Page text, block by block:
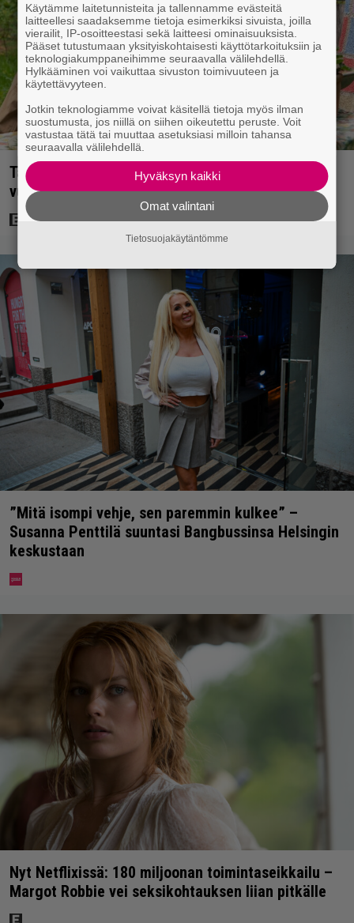
Tänään tv:ssä: Koskettava kotimainen elokuva
vuodelta 2020 – ”Tehty isolla sydämellä”
”Mitä isompi vehje, sen paremmin kulkee” –
Susanna Penttilä suuntasi Bangbussinsa Helsingin
keskustaan
Nyt Netflixissä: 180 miljoonan toimintaseikkailu –
Margot Robbie vei seksikohtauksen liian pitkälle
Käytämme laitetunnisteita ja tallennamme evästeitä
laitteellesi saadaksemme tietoja esimerkiksi sivuista, joilla
vierailit, IP-osoitteestasi sekä laitteesi ominaisuuksista.
Pääset tutustumaan yksityiskohtaisesti käyttötarkoituksiin ja
teknologiakumppaneihimme seuraavalla välilehdellä.
Hylkääminen voi vaikuttaa sivuston toimivuuteen ja
käytettävyyteen.
Jotkin teknologiamme voivat käsitellä tietoja myös ilman
suostumusta, jos niillä on siihen oikeutettu peruste. Voit
vastustaa tätä tai muuttaa asetuksiasi milloin tahansa
seuraavalla välilehdellä.
Hyväksyn kaikki
Omat valintani
Tietosuojakäytäntömme